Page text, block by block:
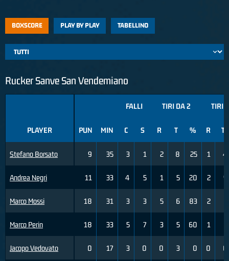
BOXSCORE PLAY BY PLAY TABELLINO
Rucker Sanve San Vendemiano
PLAYER
Stefano Borsato
Andrea Negri
Marco Mossi
Marco Perin
Jacopo Vedovato
FALLI TIRI DA 2 TIRI
PUN MIN C S R T % R T
9 35 3 1 2 8 25 1 4
11 33 4 5 1 5 20 2 9
18 31 3 3 5 6 83 2
18 33 5 7 3 5 60 1
0 17 3 0 0 3 0 0 0